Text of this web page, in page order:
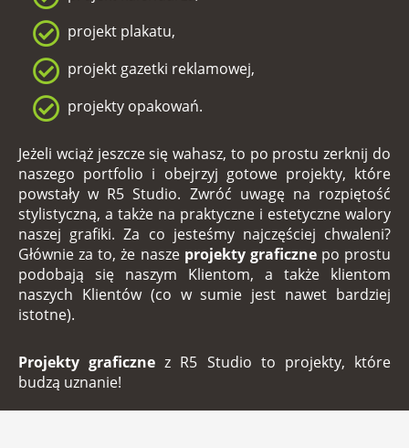
projekt plakatu,
projekt gazetki reklamowej,
projekty opakowań.
Jeżeli wciąż jeszcze się wahasz, to po prostu zerknij do
naszego portfolio i obejrzyj gotowe projekty, które
powstały w R5 Studio. Zwróć uwagę na rozpiętość
stylistyczną, a także na praktyczne i estetyczne walory
naszej grafiki. Za co jesteśmy najczęściej chwaleni?
Głównie za to, że nasze projekty graficznepo prostu
podobają się naszym Klientom, a także klientom
naszych Klientów (co w sumie jest nawet bardziej
istotne).
Projekty graficzne z R5 Studio to projekty, które
budzą uznanie!